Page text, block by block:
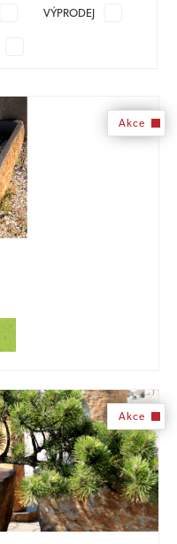
VÝPRODEJ
Akce
Akce